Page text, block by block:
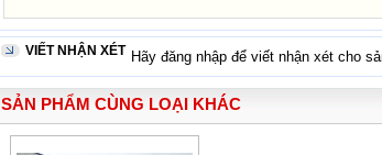
VIẾT NHẬN XÉT Hãy đăng nhập để viết nhận xét cho
SẢN PHẨM CÙNG LOẠI KHÁC